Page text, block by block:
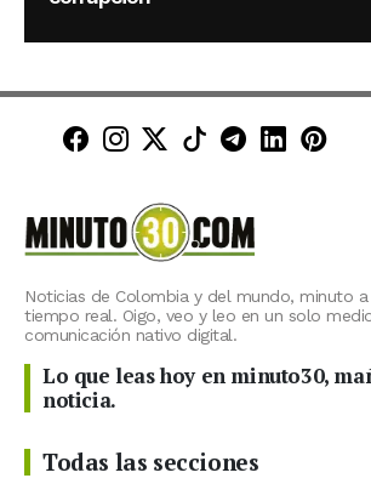
Minuto30 en Facebook
Minuto30 en
Minuto30 en X
Minuto30 en
Canal de
Noticias de Colombia y del mundo, minuto
tiempo real. Oigo, veo y leo en un solo
comunicación nativo digital.
Lo que leas hoy en minuto30,
noticia.
Todas las secciones